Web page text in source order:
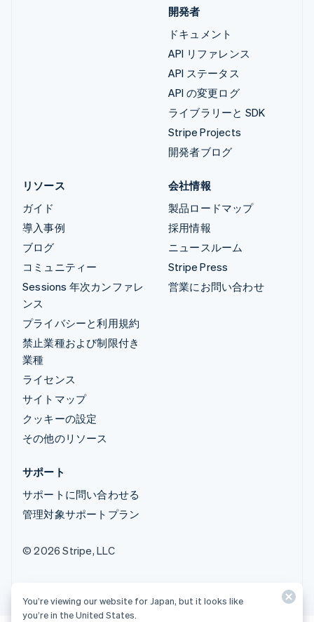
開発者
ドキュメント
API リファレンス
API ステータス
API の変更ログ
ライブラリーと SDK
Stripe Projects
開発者ブログ
リソース
ガイド
導入事例
ブログ
コミュニティー
Sessions 年次カンファレ
ンス
プライバシーと利用規約
禁止業種および制限付き
業種
ライセンス
サイトマップ
クッキーの設定
その他のリソース
会社情報
製品ロードマップ
採用情報
ニュースルーム
Stripe Press
営業にお問い合わせ
サポート
サポートに問い合わせる
管理対象サポートプラン
© 2026 Stripe, LLC
You’re viewing our website for Japan, but it looks like
you’re in the United States.